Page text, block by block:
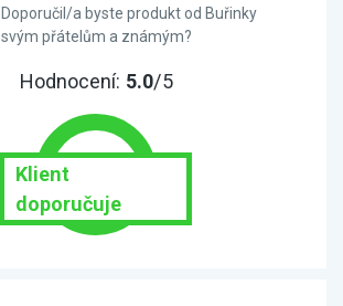
Doporučil/a byste produkt od Buřinky
svým přátelům a známým?
Hodnocení: 5.0/5
Klient
doporučuje